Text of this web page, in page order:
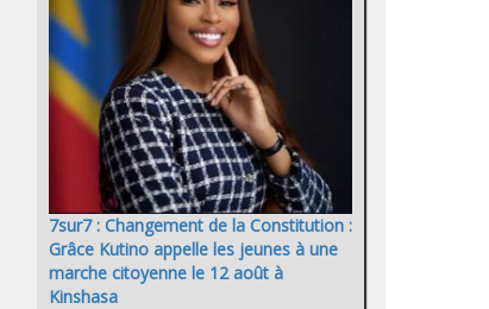
7sur7 : Changement de la Constitution :
Grâce Kutino appelle les jeunes à une
marche citoyenne le 12 août à
Kinshasa